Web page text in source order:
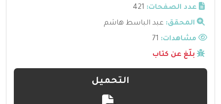
عدد الصفحات: 421
المحقق: عبد الباسط هاشم
مشاهدات:
بلّغ عن كتاب
التحميل